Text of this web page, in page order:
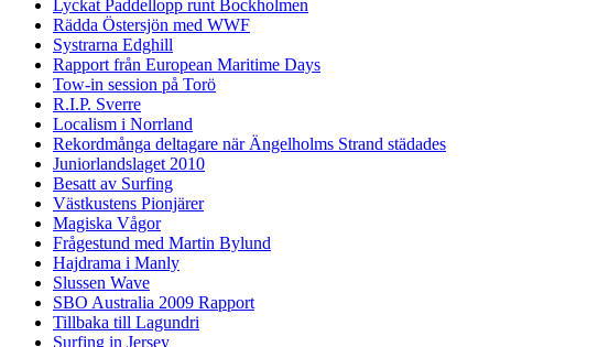
Lyckat Paddellopp runt Bockholmen
Rädda Östersjön med WWF
Systrarna Edghill
Rapport från European Maritime Days
Tow-in session på Torö
R.I.P. Sverre
Localism i Norrland
Rekordmånga deltagare när Ängelholms Strand städades
Juniorlandslaget 2010
Besatt av Surfing
Västkustens Pionjärer
Magiska Vågor
Frågestund med Martin Bylund
Hajdrama i Manly
Slussen Wave
SBO Australia 2009 Rapport
Tillbaka till Lagundri
Surfing in Jersey